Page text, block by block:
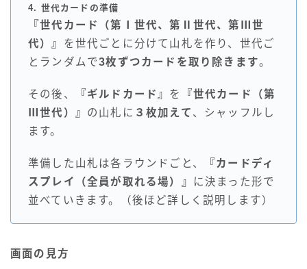
4. 世代カードの準備
『世代カード（第Ⅰ世代、第Ⅱ世代、第Ⅲ世
代）』 を世代ごとに分けて山札を作り、世代ご
とランダムで3枚ずつカードを取り除きます。
その後、 『ギルドカード』 を
『世代カード（第
Ⅲ世代）』 の山札に ３枚加えて 、シャッフルし
ます。
準備した山札は各ラウンドごと、
『カードディ
スプレイ（全員が取れる場）』
に決まった形で
並べていきます。（後ほど詳しく説明します）
画面の見方